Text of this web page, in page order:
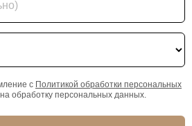
с Политикой обработки персональных
обработку персональных данных.